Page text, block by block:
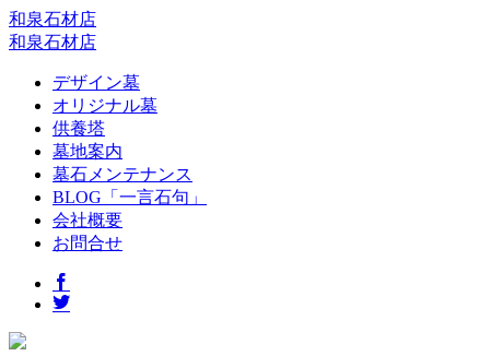
和泉石材店
和泉石材店
デザイン墓
オリジナル墓
供養塔
墓地案内
墓石メンテナンス
BLOG「一言石句」
会社概要
お問合せ